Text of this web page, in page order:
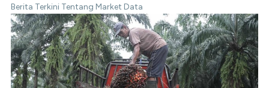
Berita Terkini Tentang Market Data